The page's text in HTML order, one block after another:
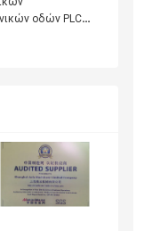
οδών PLC